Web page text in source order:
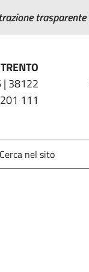
trasparente
TRENTO
| 38122
111